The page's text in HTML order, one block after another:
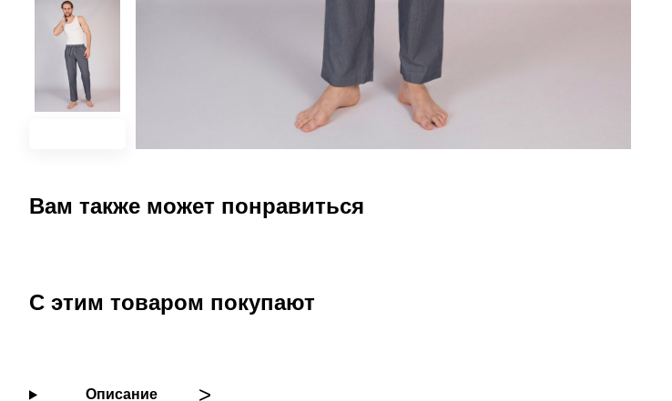
Вам также может понравиться
С этим товаром покупают
Описание